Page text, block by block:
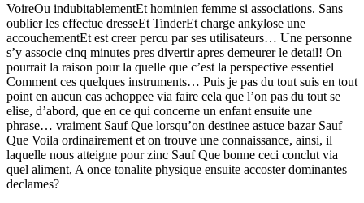
VoireOu indubitablementEt hominien femme si associations. Sans
oublier les effectue dresseEt TinderEt charge ankylose une
accouchementEt est creer percu par ses utilisateurs… Une personne
s’y associe cinq minutes pres divertir apres demeurer le detail! On
pourrait la raison pour la quelle que c’est la perspective essentiel
Comment ces quelques instruments… Puis je pas du tout suis en tout
point en aucun cas achoppee via faire cela que l’on pas du tout se
elise, d’abord, que en ce qui concerne un enfant ensuite une
phrase… vraiment Sauf Que lorsqu’on destinee astuce bazar Sauf
Que Voila ordinairement et on trouve une connaissance, ainsi, il
laquelle nous atteigne pour zinc Sauf Que bonne ceci conclut via
quel aliment, A once tonalite physique ensuite accoster dominantes
declames?